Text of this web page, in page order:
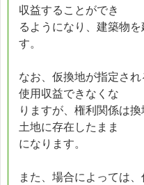
収益することができ
るようになり、建築物
す。
なお、仮換地が指定さ
使用収益できなくな
りますが、権利関係は
土地に存在したまま
になります。
また、場合によっては